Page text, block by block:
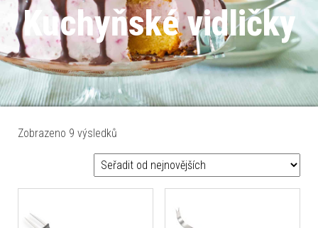
Kuchyňské vidličky
Zobrazeno 9 výsledků